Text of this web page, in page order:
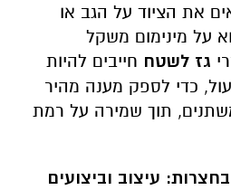
את הציוד על הגב או
על מינימום משקל
גז לשטח חייבים להיות
כדי לספק מענה מהיר
תוך שמירה על רמת
עיצוב וביצועים